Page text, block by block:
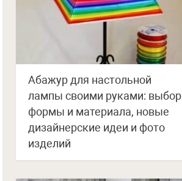
Абажур для настольной
лампы своими руками: выбор
формы и материала, новые
дизайнерские идеи и фото
изделий